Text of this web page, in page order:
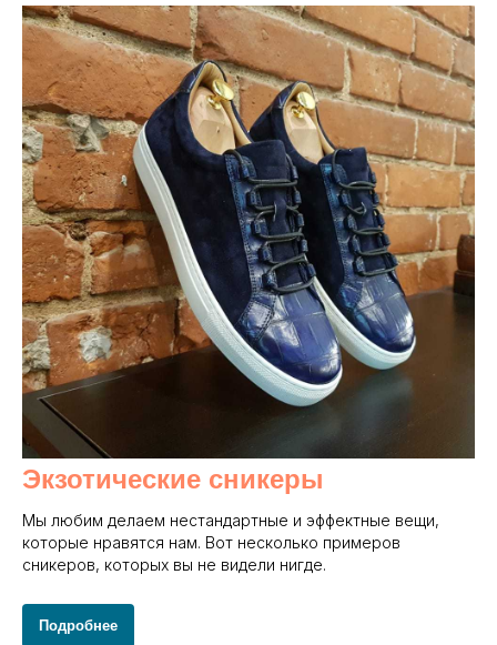
Экзотические сникеры
Мы любим делаем нестандартные и эффектные вещи,
которые нравятся нам. Вот несколько примеров
сникеров, которых вы не видели нигде.
Подробнее